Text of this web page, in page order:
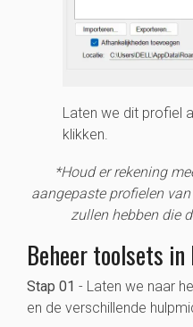
Laten we dit profiel
klikken.
*Houd er rekening
aangepaste profielen
zullen hebben die
Beheer toolsets in
Stap 01 - Laten we naar
en de verschillende